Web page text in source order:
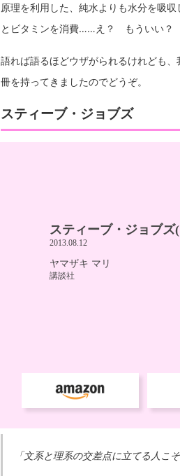
原理を利用した、純水よりも水分を吸
とビタミンを消費……え？ もういい？
語れば語るほどウザがられるけれども
冊を持ってきましたのでどうぞ。
スティーブ・ジョブズ
「文系と理系の交差点に立てる人こ